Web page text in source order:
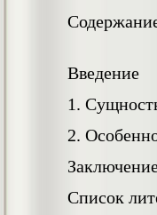
Введение
1.
2.
Список